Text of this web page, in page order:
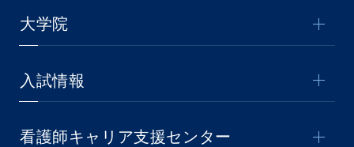
大学院
入試情報
看護師キャリア支援センター